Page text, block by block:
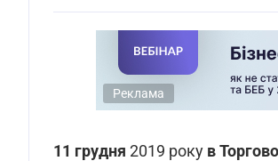
Реклама
11 грудня 2019 року в